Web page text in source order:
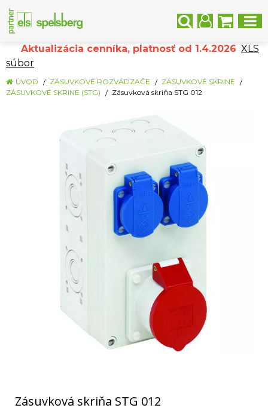
Aktualizácia cenníka, platnosť od 1.4.2026 XLS
súbor
ÚVOD ZÁSUVKOVÉ ROZVÁDZAČE
ZÁSUVKOVÉ SKRINE
ZÁSUVKOVÉ SKRINE (STG)
Zásuvková skriňa STG 012
Zásuvková skriňa STG 012